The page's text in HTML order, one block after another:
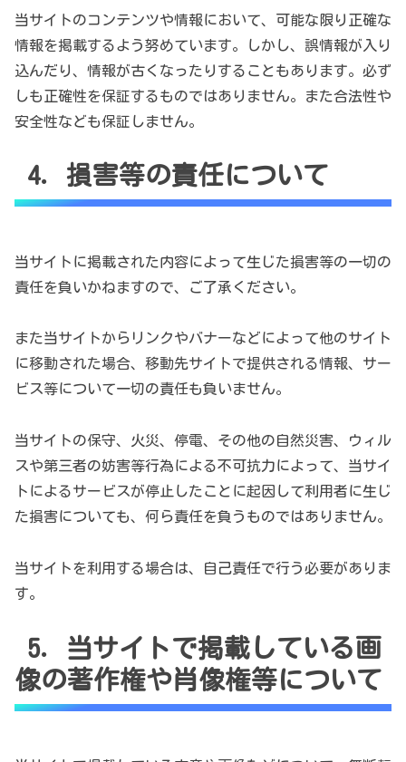
当サイトのコンテンツや情報において、可能な限り正確な
情報を掲載するよう努めています。しかし、誤情報が入り
込んだり、情報が古くなったりすることもあります。必ず
しも正確性を保証するものではありません。また合法性や
安全性なども保証しません。
4. 損害等の責任について
当サイトに掲載された内容によって生じた損害等の一切の
責任を負いかねますので、ご了承ください。
また当サイトからリンクやバナーなどによって他のサイト
に移動された場合、移動先サイトで提供される情報、サー
ビス等について一切の責任も負いません。
当サイトの保守、火災、停電、その他の自然災害、ウィル
スや第三者の妨害等行為による不可抗力によって、当サイ
トによるサービスが停止したことに起因して利用者に生じ
た損害についても、何ら責任を負うものではありません。
当サイトを利用する場合は、自己責任で行う必要がありま
す。
5. 当サイトで掲載している画
像の著作権や肖像権等について